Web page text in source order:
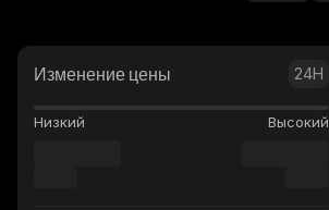
Изменение цены 24H
Низкий Высокий